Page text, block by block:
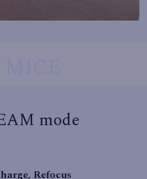
mode
Refocus